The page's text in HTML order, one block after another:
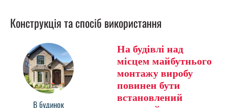
Конструкція та спосіб використання
В будинок
На будівлі над
місцем майбутнього
монтажу виробу
повинен бути
встановлений